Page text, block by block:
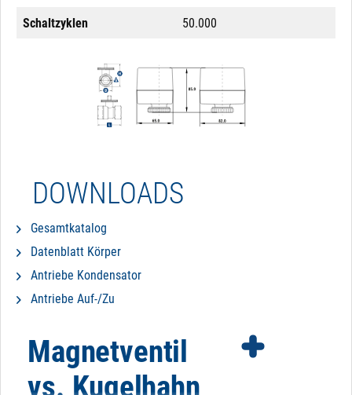
Schaltzyklen 50.000
DOWNLOADS
Gesamtkatalog
Datenblatt Körper
Antriebe Kondensator
Antriebe Auf-/Zu
Magnetventil
vs. Kugelhahn